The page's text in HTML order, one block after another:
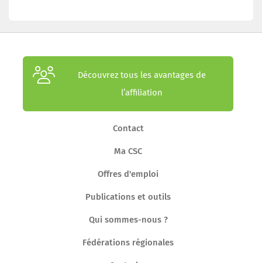
Découvrez tous les avantages de
l’affiliation
Contact
Ma CSC
Offres d'emploi
Publications et outils
Qui sommes-nous ?
Fédérations régionales